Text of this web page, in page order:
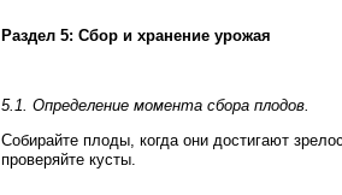
Раздел 5: Сбор и хранение урожая
5.1. Определение момента сбора плодов.
Собирайте плоды, когда они достигают
проверяйте кусты.